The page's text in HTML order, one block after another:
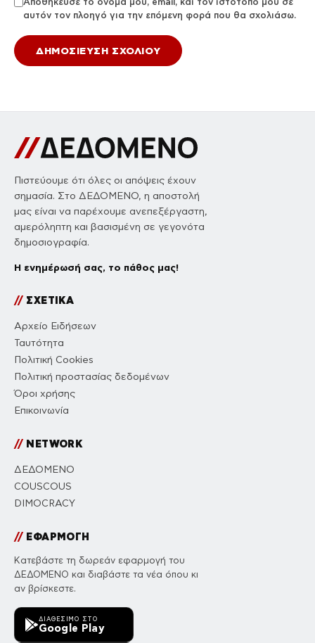
Αποθήκευσε το όνομά μου, email, και τον ιστότοπο μου σε
αυτόν τον πλοηγό για την επόμενη φορά που θα σχολιάσω.
Πιστεύουμε ότι όλες οι απόψεις έχουν
σημασία. Στο ΔΕΔΟΜΕΝΟ, η αποστολή
μας είναι να παρέχουμε ανεπεξέργαστη,
αμερόληπτη και βασισμένη σε γεγονότα
δημοσιογραφία.
Η ενημέρωσή σας, το πάθος μας!
//ΣΧΕΤΙΚΑ
Αρχείο Ειδήσεων
Ταυτότητα
Πολιτική Cookies
Πολιτική προστασίας δεδομένων
Όροι χρήσης
Επικοινωνία
//NETWORK
ΔΕΔΟΜΕΝΟ
COUSCOUS
DIMOCRACY
//ΕΦΑΡΜΟΓΗ
Κατεβάστε τη δωρεάν εφαρμογή του
ΔΕΔΟΜΕΝΟ και διαβάστε τα νέα όπου κι
αν βρίσκεστε.
ΔΙΑΘΈΣΙΜΟ ΣΤΟ
Google Play